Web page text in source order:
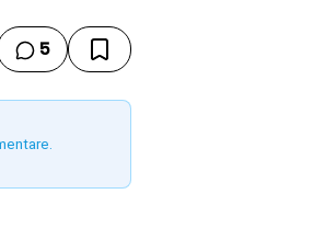
5